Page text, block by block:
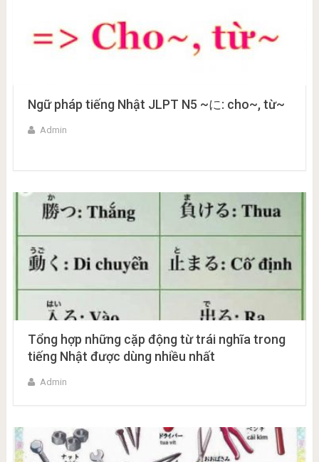
Ngữ pháp tiếng Nhật JLPT N5 ~に: cho~, từ~
Admin
Tổng hợp những cặp động từ trái nghĩa trong
tiếng Nhật được dùng nhiều nhất
Admin